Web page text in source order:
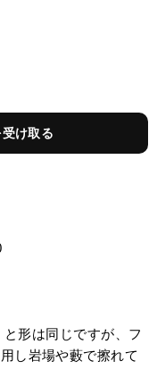
け取る
形は同じですが、フ
し岩場や藪で擦れて